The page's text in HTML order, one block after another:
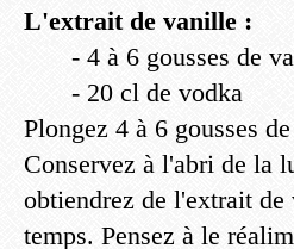
L'extrait de vanille :
- 4 à 6 gousses de
- 20 cl de vodka
Plongez 4 à 6 gousses
Conservez à l'abri de la
obtiendrez de l'extrait
temps. Pensez à le